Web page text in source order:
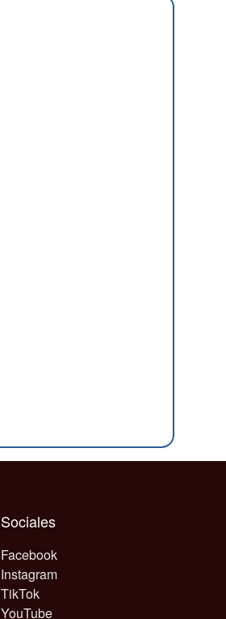
Sociales
Facebook
Instagram
TikTok
YouTube